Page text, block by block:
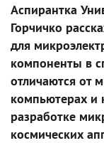
Аспирантка
Горчичко
для
компоненты в
отличаются от
компьютерах и
разработке
космических